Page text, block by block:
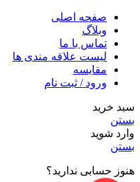
صفحه اصلی
وبلاگ
تماس با ما
لیست علاقه مندی ها
مقایسه
ورود / ثبت نام
سبد خرید
بستن
وارد شوید
بستن
هنوز حسابی ندارید؟